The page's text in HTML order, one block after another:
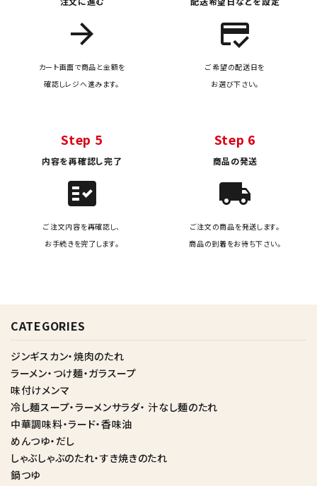
arrow_forward
カート画面で商品と金額を
確認しレジへ進みます。
credit_score
ご希望の配送日を
お選び下さい。
Step 5
内容を再確認し完了
fact_check
ご注文内容を再確認し、
お手続きを完了します。
Step 6
商品の発送
local_shipping
ご注文の商品を発送します。
商品の到着をお待ち下さい。
CATEGORIES
ジンギスカン・焼肉のたれ
ラーメン・つけ麺・ガラスープ
味付けメンマ
冷し麺スープ・ラーメンサラダ・ 汁なし麺のたれ
中華調味料・ラード・香味油
めんつゆ・だし
しゃぶしゃぶのたれ・すき焼きのたれ
鍋つゆ